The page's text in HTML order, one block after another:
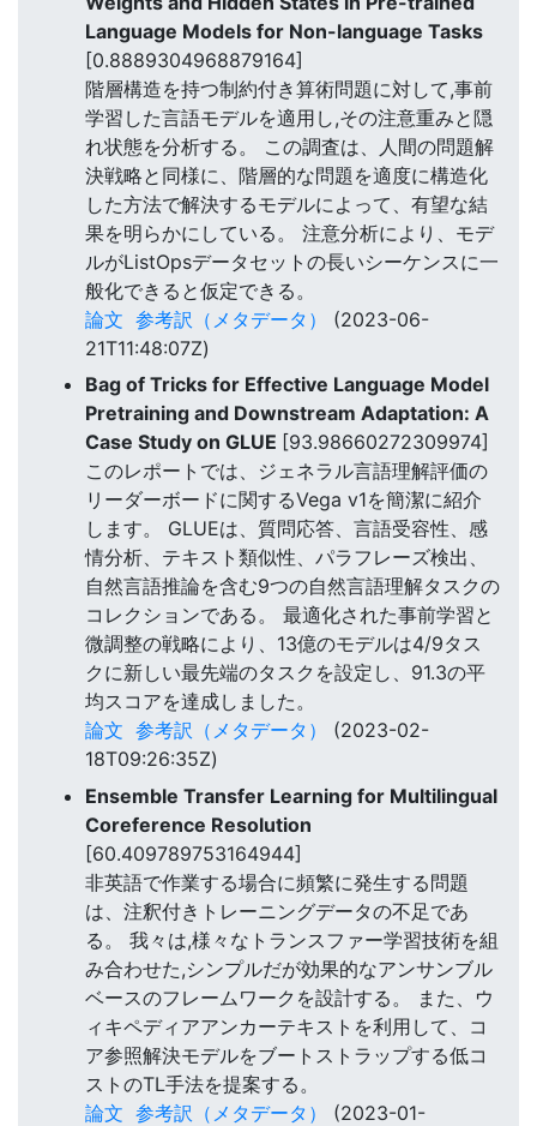
Language Models for Non-language Tasks
[0.8889304968879164]
階層構造を持つ制約付き算術問題に対して,事前
学習した言語モデルを適用し,その注意重みと隠
れ状態を分析する。 この調査は、人間の問題解
決戦略と同様に、階層的な問題を適度に構造化
した方法で解決するモデルによって、有望な結
果を明らかにしている。 注意分析により、モデ
ルがListOpsデータセットの長いシーケンスに一
般化できると仮定できる。
論文 参考訳（メタデータ）
(2023-06-
21T11:48:07Z)
Bag of Tricks for Effective Language Model
Pretraining and Downstream Adaptation: A
Case Study on GLUE [93.98660272309974]
このレポートでは、ジェネラル言語理解評価の
リーダーボードに関するVega v1を簡潔に紹介
します。 GLUEは、質問応答、言語受容性、感
情分析、テキスト類似性、パラフレーズ検出、
自然言語推論を含む9つの自然言語理解タスクの
コレクションである。 最適化された事前学習と
微調整の戦略により、13億のモデルは4/9タス
クに新しい最先端のタスクを設定し、91.3の平
均スコアを達成しました。
論文 参考訳（メタデータ）
(2023-02-
18T09:26:35Z)
Ensemble Transfer Learning for Multilingual
Coreference Resolution
[60.409789753164944]
非英語で作業する場合に頻繁に発生する問題
は、注釈付きトレーニングデータの不足であ
る。 我々は,様々なトランスファー学習技術を組
み合わせた,シンプルだが効果的なアンサンブル
ベースのフレームワークを設計する。 また、ウ
ィキペディアアンカーテキストを利用して、コ
ア参照解決モデルをブートストラップする低コ
ストのTL手法を提案する。
論文 参考訳（メタデータ）
(2023-01-